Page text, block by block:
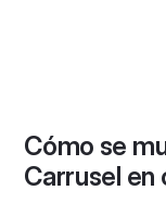
Cómo se
Carrusel en